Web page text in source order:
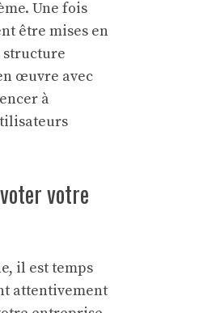
Une fois
être mises en
structure
œuvre avec
à
votre
il est temps
attentivement